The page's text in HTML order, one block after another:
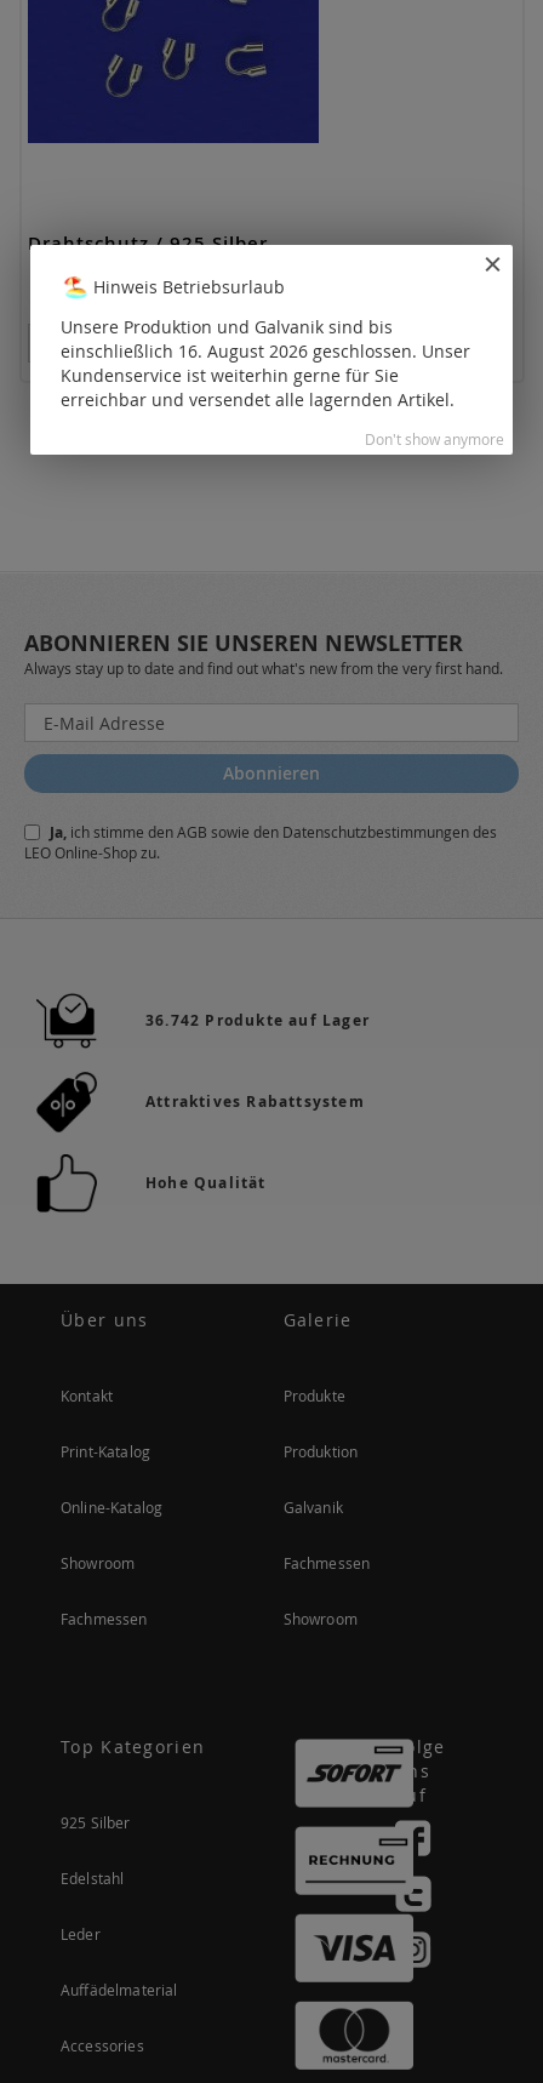
Drahtschutz / 925 Silber
Preise nur für registrierte Kunden sichtbar.
ABONNIEREN SIE UNSEREN NEWSLETTER
Always stay up to date and find out what's new from the very first hand.
Melden
Sie
sich
für
Newsletter
a:
Abonnieren
Ja, ich stimme denAGB sowie den Datenschutzbestimmungendes
LEO Online-Shop zu.
36.742 Produkte auf Lager
Attraktives Rabattsystem
Hohe Qualität
Über uns
Kontakt
Print-Katalog
Online-Katalog
Showroom
Fachmessen
Galerie
Produkte
Produktion
Galvanik
Fachmessen
Showroom
Top Kategorien
925 Silber
Edelstahl
Leder
Auffädelmaterial
Accessories
Folge
uns
auf
Hinweis Betriebsurlaub
Unsere Produktion und Galvanik sind bis
einschließlich 16. August 2026 geschlossen. Unser
Kundenservice ist weiterhin gerne für Sie
erreichbar und versendet alle lagernden Artikel.
Don't show anymore